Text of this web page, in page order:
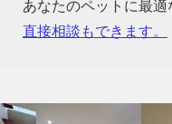
あなたのペットに最
直接相談もできます。